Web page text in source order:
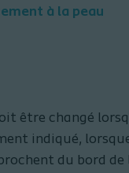
à la peau
être changé
indiqué,
du bord de